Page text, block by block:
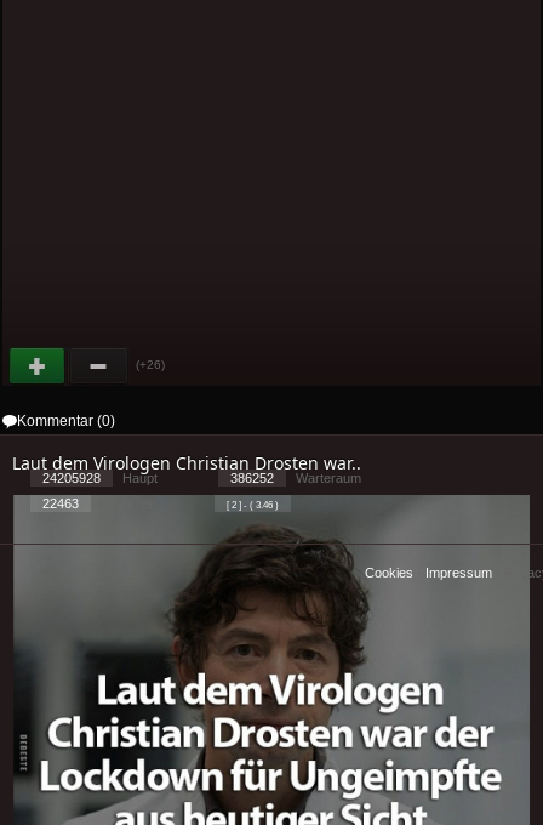
(+26)
Kommentar (0)
Laut dem Virologen Christian Drosten war..
24205928 Haupt 386252
Warteraum
22463
[ 2 ] - ( 3.46 )
Cookies Impressum